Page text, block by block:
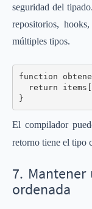
seguridad del
repositorios,
múltiples tipos.
function
return
}
El compilador
retorno tiene el tipo
7.
ordenada